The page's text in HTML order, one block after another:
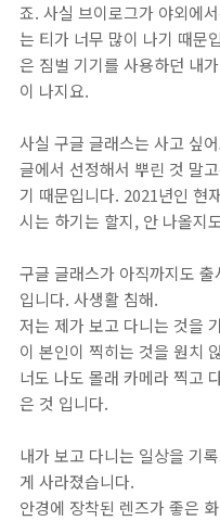
죠. 사실 브이로그가 야외에
는 티가 너무 많이 나기 때문
은 짐벌 기기를 사용하던 내
이 나지요.
사실 구글 글래스는 사고 싶
글에서 선정해서 뿌린 것 말
기 때문입니다. 2021년인 현
시는 하기는 할지, 안 나올지
구글 글래스가 아직까지도
입니다. 사생활 침해.
저는 제가 보고 다니는 것을
이 본인이 찍히는 것을 원치
너도 나도 몰래 카메라 찍고
은 것 입니다.
내가 보고 다니는 일상을 기
게 사라졌습니다.
안경에 장착된 렌즈가 좋은